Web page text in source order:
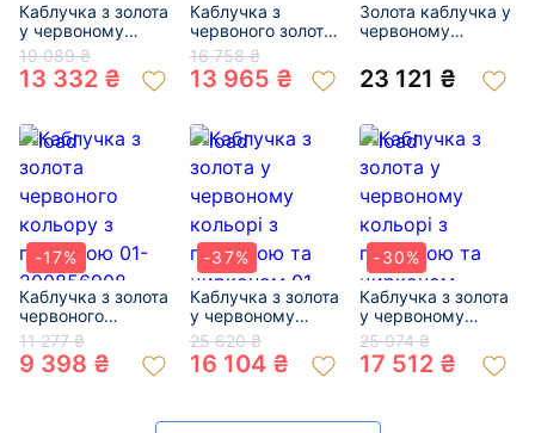
Каблучка з золота
у червоному
кольорі з
перлиною та
цирконом 01-
19 089 ₴
13 332 ₴
Каблучка з
червоного золота
з перлиною «Куля»
01-200395165
16 758 ₴
13 965 ₴
Золота каблучка у
червоному
перлиною та
цирконом 01-
23 121 ₴
-17%
Каблучка з золота
червоного
кольору з
перлиною 01-
200856908
11 277 ₴
9 398 ₴
-37%
Каблучка з золота
у червоному
кольорі з
перлиною та
цирконом 01-
25 620 ₴
16 104 ₴
-30%
Каблучка з золота
у червоному
кольорі з
перлиною та
цирконом «Куля»
25 074 ₴
17 512 ₴